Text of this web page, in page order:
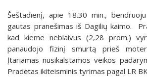
Šeštadienį, apie 18.30 min.,
gautas pranešimas iš Dagilių kaimo.
kad kieme neblaivus (2,28 prom.)
panaudojo fizinį smurtą prieš
Įtariamas nusikalstamos veikos
Pradėtas ikiteisminis tyrimas pagal LR